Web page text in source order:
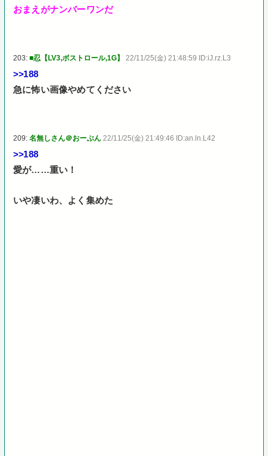
おまえがナンバーワンだ
203:■忍【LV3,ボストロール,1G】 22/11/25(金) 21:48:59 ID:iJ.rz.L3
>>188
急に怖い画像やめてください
209:名無しさん＠おーぷん 22/11/25(金) 21:49:46 ID:an.ln.L42
>>188
愛が……重い！
いや凄いわ、よく集めた